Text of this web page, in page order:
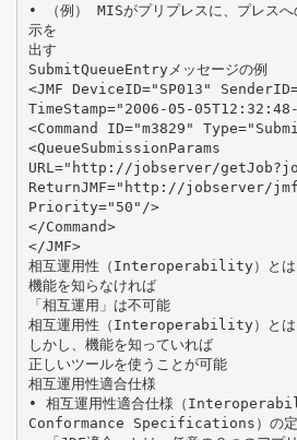
• （例） MISがプリプレスに、プレスへ
示を
出す
SubmitQueueEntryメッセージの例
<JMF DeviceID="SP013"
TimeStamp="2006-05-
<Command ID="m3829"
<QueueSubmissionParams
URL="http://jobserver/
ReturnJMF="http://jobserver/
Priority="50"/>
</Command>
</JMF>
相互運用性（Interoperability）とは
機能を知らなければ
「相互運用」は不可能
相互運用性（Interoperability）とは
しかし、機能を知っていれば
正しいツールを使うことが可能
相互運用性適合仕様
• 相互運用性適合仕様（
Conformance Specifications）の